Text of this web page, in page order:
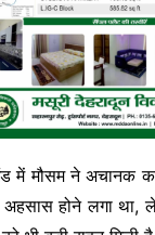
में मौसम ने अचानक
अहसास होने लगा था,